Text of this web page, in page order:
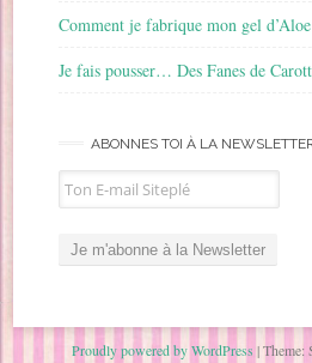
Comment je fabrique mon gel
Je fais pousser… Des Fanes de
ABONNES TOI À LA
Proudly powered by WordPress |Theme: